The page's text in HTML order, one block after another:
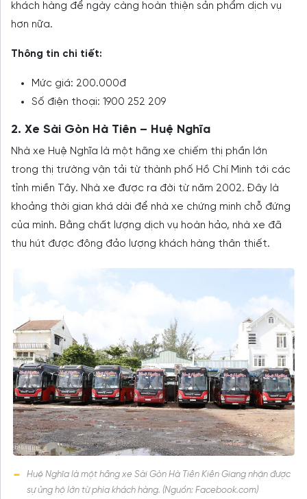
khách hàng để ngày càng hoàn thiện sản phẩm dịch vụ
hơn nữa.
Thông tin chi tiết:
Mức giá: 200.000đ
Số điện thoại: 1900 252 209
2. Xe Sài Gòn Hà Tiên – Huệ Nghĩa
Nhà xe Huệ Nghĩa là một hãng xe chiếm thị phần lớn
trong thị trường vận tải từ thành phố Hồ Chí Minh tới các
tỉnh miền Tây. Nhà xe được ra đời từ năm 2002. Đây là
khoảng thời gian khá dài để nhà xe chứng minh chỗ đứng
của mình. Bằng chất lượng dịch vụ hoàn hảo, nhà xe đã
thu hút được đông đảo lượng khách hàng thân thiết.
Huệ Nghĩa là một hãng xe Sài Gòn Hà Tiên Kiên Giang nhận được
sự ủng hộ lớn từ phía khách hàng. (Nguồn: Facebook.com)